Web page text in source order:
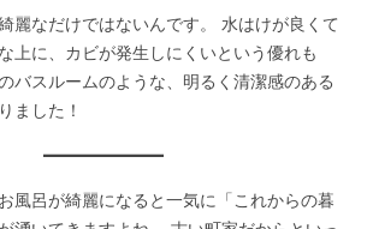
麗なだけではないんです。 水はけが良くて
上に、カビが発生しにくいという優れも
バスルームのような、明るく清潔感のある
ました！
風呂が綺麗になると一気に「これからの暮